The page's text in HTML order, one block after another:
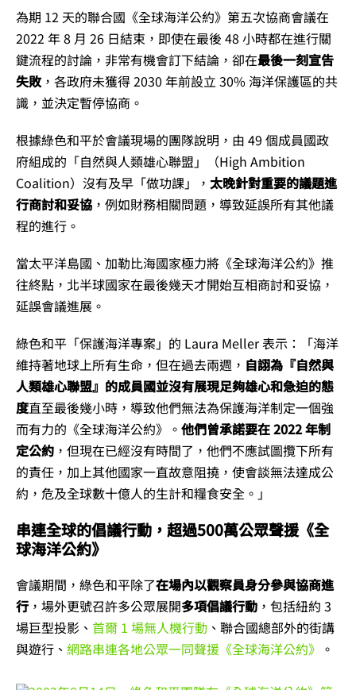
為期 12 天的聯合國《全球海洋公約》第五次協商會議在
2022 年 8 月 26 日結束，即使在最後 48 小時都在進行關
鍵流程的討論，非常有機會訂下結論，卻在最後一刻宣告
失敗，各政府未獲得 2030 年前設立 30% 海洋保護區的共
識，並決定暫停協商。
根據綠色和平於會議現場的團隊說明，由 49 個成員國政
府組成的「自然與人類雄心聯盟」（High Ambition
Coalition）沒有及早「做功課」， 太晚針對重要的議題進
行商討和妥協 ，例如財務相關問題，導致延誤所有其他議
程的進行。
當太平洋島國、加勒比海國家極力將《全球海洋公約》推
往終點，北半球國家在最後幾天才開始互相商討和妥協，
延誤會議進展。
綠色和平「保護海洋專案」的 Laura Meller 表示：「海洋
維持著地球上所有生命，但在過去兩週， 自詡為『自然與
人類雄心聯盟』的成員國並沒有展現足夠雄心和急迫的態
度直至最後幾小時，導致他們無法為保護海洋制定一個強
而有力的《全球海洋公約》。 他們曾承諾要在 2022 年制
定公約 ，但現在已經沒有時間了，他們不應試圖攬下所有
的責任，加上其他國家一直故意阻撓，使會談無法達成公
約，危及全球數十億人的生計和糧食安全。」
串連全球的倡議行動，超過500萬公眾聲援《全
球海洋公約》
會議期間，綠色和平除了在場內以觀察員身分參與協商進
行 ，場外更號召許多公眾展開多項倡議行動 ，包括紐約 3
場巨型投影、 首爾 1 場無人機行動 、聯合國總部外的街講
與遊行、 網路串連各地公眾一同聲援《全球海洋公約》 。